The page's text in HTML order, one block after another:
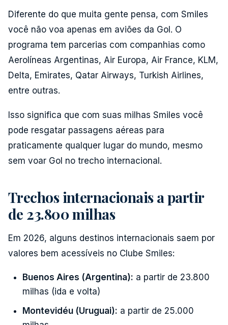
Diferente do que muita gente pensa, com Smiles
você não voa apenas em aviões da Gol. O
programa tem parcerias com companhias como
Aerolíneas Argentinas, Air Europa, Air France, KLM,
Delta, Emirates, Qatar Airways, Turkish Airlines,
entre outras.
Isso significa que com suas milhas Smiles você
pode resgatar passagens aéreas para
praticamente qualquer lugar do mundo, mesmo
sem voar Gol no trecho internacional.
Trechos internacionais a partir
de 23.800 milhas
Em 2026, alguns destinos internacionais saem por
valores bem acessíveis no Clube Smiles:
Buenos Aires (Argentina): a partir de 23.800
milhas (ida e volta)
Montevidéu (Uruguai): a partir de 25.000